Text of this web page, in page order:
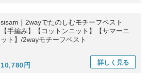
sisam｜2wayでたのしむモチーフベスト
【手編み】【コットンニット】【サマーニ
ット】/2wayモチーフベスト
10,780円 詳しく 見る